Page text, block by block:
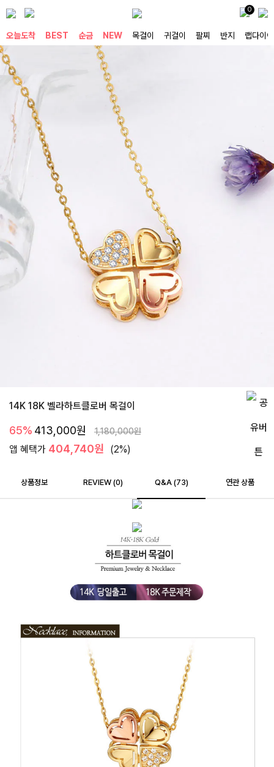
0
오늘도착 BEST 순금 NEW 목걸이 귀걸이 팔찌 반지 랩다이아
14K 18K 벨라하트클로버 목걸이
65% 413,000원 1,180,000원
앱 혜택가 404,740원 (2%)
상품정보 REVIEW (0) Q&A (73) 연관 상품